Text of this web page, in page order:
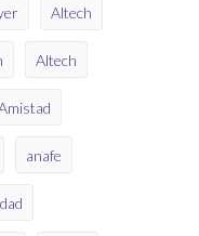
Altech
Altech
anafe